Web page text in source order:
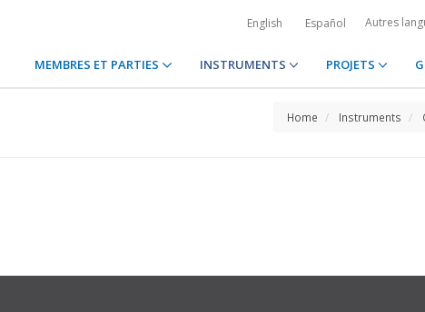
English Español Autres
MEMBRES ET PARTIES INSTRUMENTS PROJETS
Home Instruments